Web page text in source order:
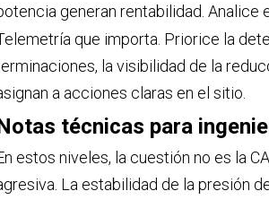
generan rentabilidad.
que importa. Priorice la
la visibilidad de la
a acciones claras en el sitio.
técnicas para
estos niveles, la cuestión no es la
La estabilidad de la presión